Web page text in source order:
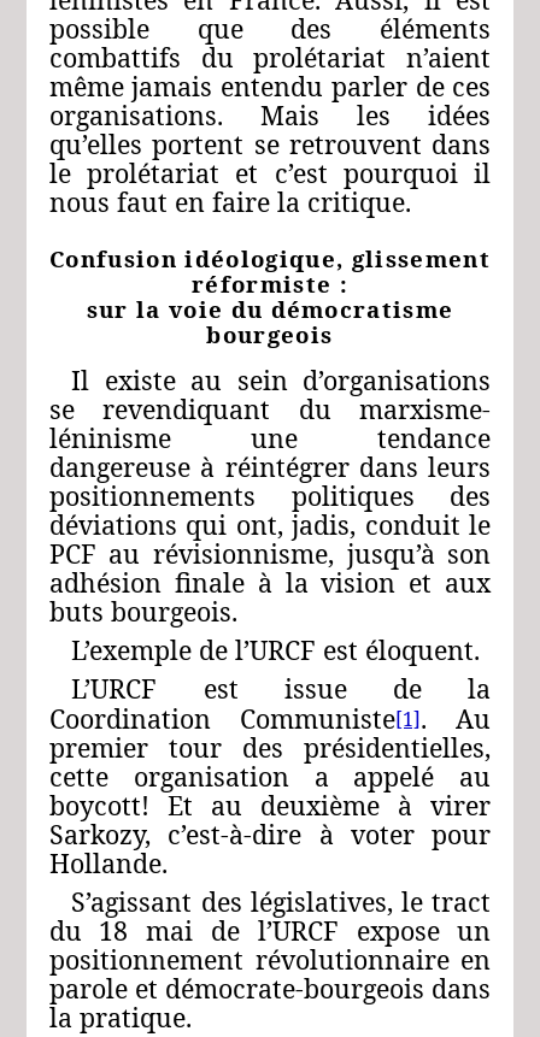
possible que des éléments
combattifs du prolétariat n’aient
même jamais entendu parler de ces
organisations. Mais les idées
qu’elles portent se retrouvent dans
le prolétariat et c’est pourquoi il
nous faut en faire la critique.
Confusion idéologique, glissement
réformiste :
sur la voie du démocratisme
bourgeois
Il existe au sein d’organisations
se revendiquant du marxisme-
léninisme une tendance
dangereuse à réintégrer dans leurs
positionnements politiques des
déviations qui ont, jadis, conduit le
PCF au révisionnisme, jusqu’à son
adhésion finale à la vision et aux
buts bourgeois.
L’exemple de l’URCF est éloquent.
L’URCF est issue de la
Coordination Communiste[1]. Au
premier tour des présidentielles,
cette organisation a appelé au
boycott! Et au deuxième à virer
Sarkozy, c’est-à-dire à voter pour
Hollande.
S’agissant des législatives, le tract
du 18 mai de l’URCF expose un
positionnement révolutionnaire en
parole et démocrate-bourgeois dans
la pratique.